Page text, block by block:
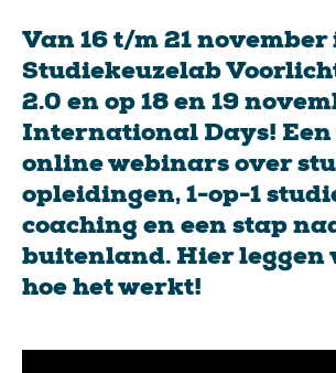
Van 16 t/m 21 november
Studiekeuzelab
2.0 en op 18 en 19
International Days! Een
online webinars over
opleidingen, 1-op-1
coaching en een stap
buitenland. Hier leggen
hoe het werkt!